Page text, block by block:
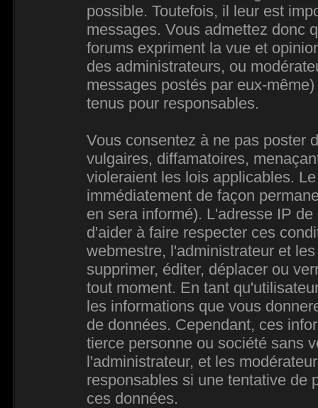
possible. Toutefois, il leur est
messages. Vous admettez donc
forums expriment la vue et
des administrateurs, ou
messages postés par eux-
tenus pour responsables.
Vous consentez à ne pas poster
vulgaires, diffamatoires,
violeraient les lois applicables.
immédiatement de façon
en sera informé). L'adresse IP
d'aider à faire respecter ces
webmestre, l'administrateur et
supprimer, éditer, déplacer ou
tout moment. En tant
les informations que vous
de données. Cependant, ces
tierce personne ou société sans
l'administrateur, et les
responsables si une tentative de
ces données.